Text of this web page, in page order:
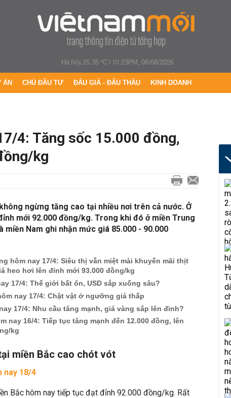
Hà Nội 25.35 °C| 10:23PM, 06/08/2026
ÁN CHỦ ĐẦU TƯ ĐẤU GIÁ - ĐẤU THẦU KINH DOANH
4: Tăng sốc 15.000 đồng,
kg
ngừng tăng cao tại nhiều nơi trên cả nước. Ở
mới 92.000 đồng/kg. Trong khi đó ở miền Trung
miền Nam ghi nhận mức giá 85.000 - 90.000
hôm nay 17/4: Siêu thị vẫn miệt mài khuyến mãi thịt
heo hơi lên đỉnh mới 93.000 đồng/kg
17/4: Thế giới bất ổn, USD sắp xuống sâu?
nay 17/4: Chật vật ở ngưỡng giá thấp
17/4: Nhu cầu tăng mạnh, giá vàng sắp lên đỉnh?
nay 16/4: Tiếp tục tăng mạnh đến 12.000 đồng, lên
kg
miền Bắc cao chót vót
nay 18/4
Bắc hôm nay tiếp tục đạt đỉnh 92.000 đồng/kg. Rất